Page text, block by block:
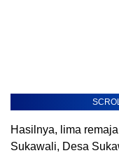
Hasilnya, lima
Sukawali, Desa